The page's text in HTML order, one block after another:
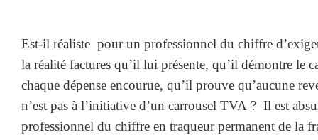
Est-il réaliste pour un professionnel du chiffre
la réalité factures qu’il lui présente, qu’il démontre le
chaque dépense encourue, qu’il prouve qu’aucune
n’est pas à l’initiative d’un carrousel TVA ? Il est
professionnel du chiffre en traqueur permanent de la